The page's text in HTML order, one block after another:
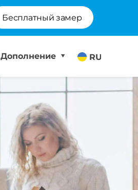
Бесплатный замер
RU
Дополнение